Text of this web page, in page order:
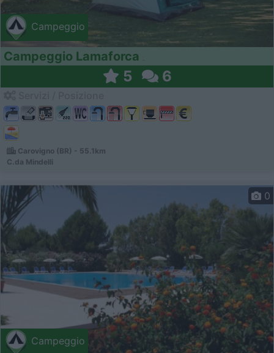
Campeggio
Campeggio Lamaforca
5 6
Carovigno (BR) - 55.1km
C.da Mindelli
Campeggio
0